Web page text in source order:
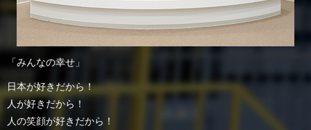
「みんなの幸せ」
日本が好きだから！
人が好きだから！
人の笑顔が好きだから！